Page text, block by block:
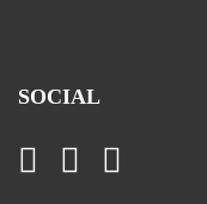
SOCIAL